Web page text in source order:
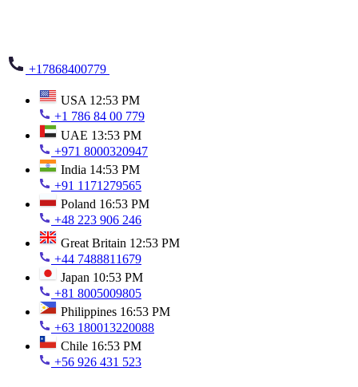
+17868400779
USA 12:53 PM
+1 786 84 00 779
UAE 13:53 PM
+971 8000320947
India 14:53 PM
+91 1171279565
Poland 16:53 PM
+48 223 906 246
Great Britain 12:53 PM
+44 7488811679
Japan 10:53 PM
+81 8005009805
Philippines 16:53 PM
+63 180013220088
Chile 16:53 PM
+56 926 431 523